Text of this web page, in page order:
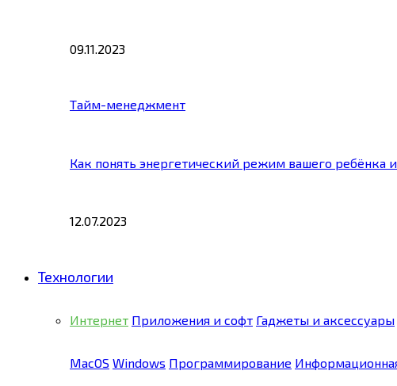
09.11.2023
Тайм-менеджмент
Как понять энергетический режим вашего ребёнка и
12.07.2023
Технологии
Интернет Приложения и софт Гаджеты и аксессуары
MacOS Windows Программирование